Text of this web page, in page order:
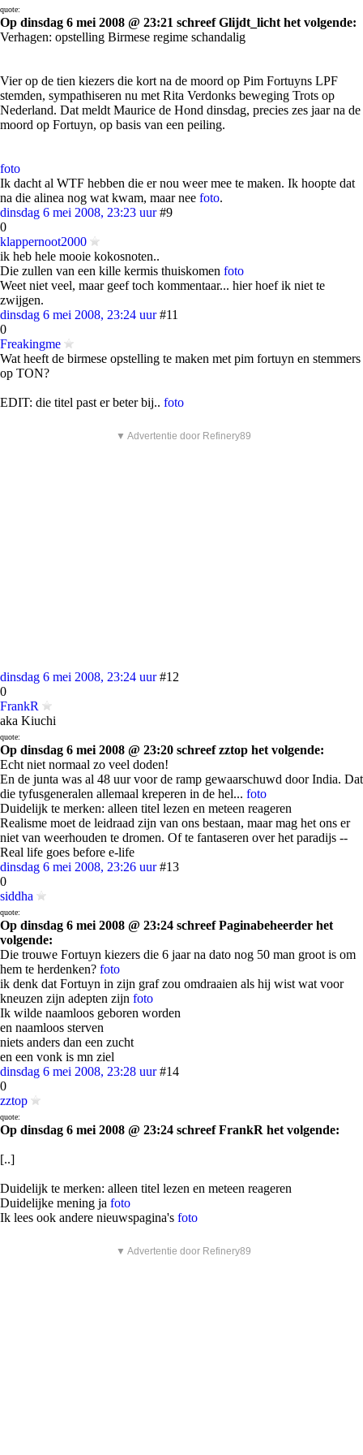
quote:
Op dinsdag 6 mei 2008 @ 23:21 schreef Glijdt_licht het volgende:
Verhagen: opstelling Birmese regime schandalig
Vier op de tien kiezers die kort na de moord op Pim Fortuyns LPF
stemden, sympathiseren nu met Rita Verdonks beweging Trots op
Nederland. Dat meldt Maurice de Hond dinsdag, precies zes jaar na de
moord op Fortuyn, op basis van een peiling.
foto
Ik dacht al WTF hebben die er nou weer mee te maken. Ik hoopte dat
na die alinea nog wat kwam, maar nee foto.
dinsdag 6 mei 2008, 23:23 uur #9
0
klappernoot2000
ik heb hele mooie kokosnoten..
Die zullen van een kille kermis thuiskomen foto
Weet niet veel, maar geef toch kommentaar... hier hoef ik niet te
zwijgen.
dinsdag 6 mei 2008, 23:24 uur #11
0
Freakingme
Wat heeft de birmese opstelling te maken met pim fortuyn en stemmers
op TON?
EDIT: die titel past er beter bij.. foto
▼ Advertentie door Refinery89
dinsdag 6 mei 2008, 23:24 uur #12
0
FrankR
aka Kiuchi
quote:
Op dinsdag 6 mei 2008 @ 23:20 schreef zztop het volgende:
Echt niet normaal zo veel doden!
En de junta was al 48 uur voor de ramp gewaarschuwd door India. Dat
die tyfusgeneralen allemaal kreperen in de hel... foto
Duidelijk te merken: alleen titel lezen en meteen reageren
Realisme moet de leidraad zijn van ons bestaan, maar mag het ons er
niet van weerhouden te dromen. Of te fantaseren over het paradijs --
Real life goes before e-life
dinsdag 6 mei 2008, 23:26 uur #13
0
siddha
quote:
Op dinsdag 6 mei 2008 @ 23:24 schreef Paginabeheerder het
volgende:
Die trouwe Fortuyn kiezers die 6 jaar na dato nog 50 man groot is om
hem te herdenken? foto
ik denk dat Fortuyn in zijn graf zou omdraaien als hij wist wat voor
kneuzen zijn adepten zijn foto
Ik wilde naamloos geboren worden
en naamloos sterven
niets anders dan een zucht
en een vonk is mn ziel
dinsdag 6 mei 2008, 23:28 uur #14
0
zztop
quote:
Op dinsdag 6 mei 2008 @ 23:24 schreef FrankR het volgende:
[..]
Duidelijk te merken: alleen titel lezen en meteen reageren
Duidelijke mening ja foto
Ik lees ook andere nieuwspagina's foto
▼ Advertentie door Refinery89